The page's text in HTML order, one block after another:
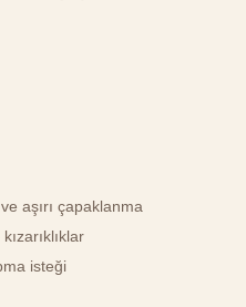
aşırı çapaklanma
isteği